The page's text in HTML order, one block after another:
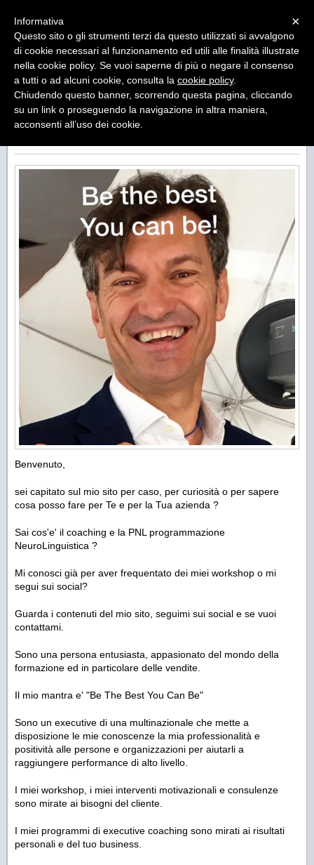
BE THE BEST YOU CAN BE !
EXECUTIVE COACHING, SALES TRAINING,
PERSONAL DEVELOPMENT & MOTIVATIONAL
SPEAKER
BENVENUTO NEL MIO SITO - WELCOME IN MY
Benvenuto,
sei capitato sul mio sito per caso, per curiosità o per sapere
cosa posso fare per Te e per la Tua azienda ?
Sai cos'e' il coaching e la PNL programmazione
NeuroLinguistica ?
Mi conosci già per aver frequentato dei miei workshop o mi
segui sui social?
Guarda i contenuti del mio sito, seguimi sui social e se vuoi
contattami.
Sono una persona entusiasta, appasionato del mondo della
formazione ed in particolare delle vendite.
Il mio mantra e' "Be The Best You Can Be"
Sono un executive di una multinazionale che mette a
disposizione le mie conoscenze la mia professionalità e
positività alle persone e organizzazioni per aiutarli a
raggiungere performance di alto livello.
I miei workshop, i miei interventi motivazionali e consulenze
sono mirate ai bisogni del cliente.
I miei programmi di executive coaching sono mirati ai risultati
personali e del tuo business.
×
Informativa
Questo sito o gli strumenti terzi da questo utilizzati si avvalgono
di cookie necessari al funzionamento ed utili alle finalità illustrate
nella cookie policy. Se vuoi saperne di più o negare il consenso
a tutti o ad alcuni cookie, consulta la cookie policy.
Chiudendo questo banner, scorrendo questa pagina, cliccando
su un link o proseguendo la navigazione in altra maniera,
acconsenti all’uso dei cookie.